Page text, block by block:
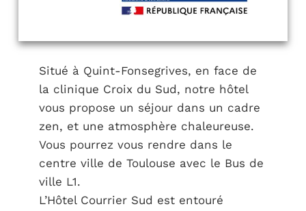
Situé à Quint-Fonsegrives, en face de
la clinique Croix du Sud, notre hôtel
vous propose un séjour dans un cadre
zen, et une atmosphère chaleureuse.
Vous pourrez vous rendre dans le
centre ville de Toulouse avec le Bus de
ville L1.
L’Hôtel Courrier Sud est entouré